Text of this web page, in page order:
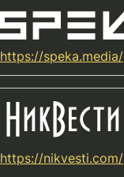
https://speka.media/
https://nikvesti.com/